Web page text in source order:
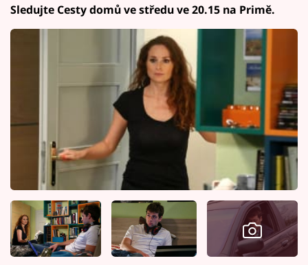
Sledujte Cesty domů ve středu ve 20.15 na Primě.